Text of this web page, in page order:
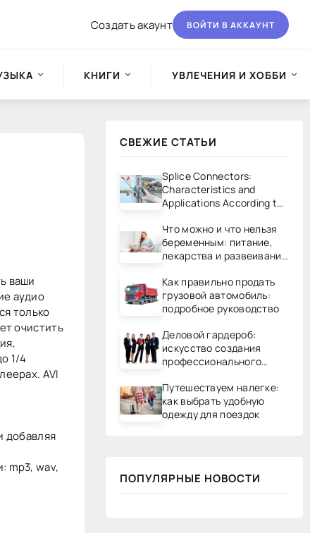
Создать акаунт ВОЙТИ В АККАУНТ
КНИГИ УВЛЕЧЕНИЯ И ХОББИ
ваши
аудио
только
очистить
1/4
AVI
добавляя
mp3, wav,
СВЕЖИЕ СТАТЬИ
Splice Connectors:
Characteristics and
Applications According to
Что можно и что нельзя
беременным: питание,
лекарства и развеивание
Как правильно продать
грузовой автомобиль:
подробное руководство
Деловой гардероб:
искусство создания
профессионального
Путешествуем налегке:
как выбрать удобную
одежду для поездок
ПОПУЛЯРНЫЕ НОВОСТИ